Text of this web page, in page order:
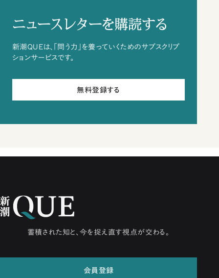
ニュースレターを購読する
新潮QUEは、「問う力」を養っていくためのサブスクリプ
ションサービスです。
無料登録する
蓄積された知と、今を捉え直す視点が交わる。
会員登録